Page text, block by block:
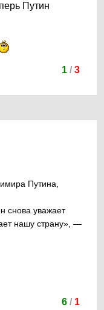
Путин
1/ 3
Путина,
снова уважает
нашу страну», —
6/ 1